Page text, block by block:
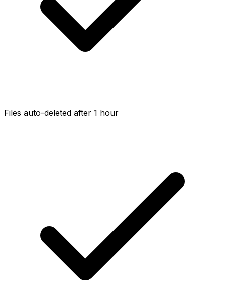
Files auto-deleted after 1 hour